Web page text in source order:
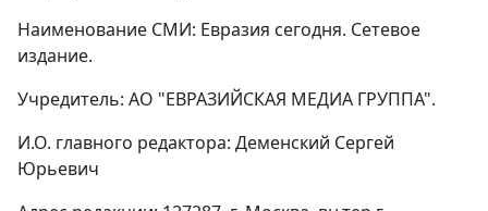
Наименование СМИ: Евразия сегодня. Сетевое
издание.
Учредитель: АО "ЕВРАЗИЙСКАЯ МЕДИА ГРУППА".
И.О. главного редактора: Деменский Сергей
Юрьевич